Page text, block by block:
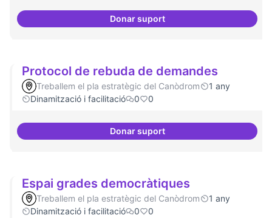
Donar suportEspai on la gent expressi i
Protocol de rebuda de demandes
Treballem el pla estratègic del Canòdrom
1 any
Dinamització i facilitació
0 0
Donar suportProtocol de rebuda de
Espai grades democràtiques
Treballem el pla estratègic del Canòdrom
1 any
Dinamització i facilitació
0 0